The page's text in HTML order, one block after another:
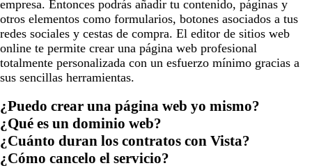
empresa. Entonces podrás añadir tu contenido, páginas y
otros elementos como formularios, botones asociados a tus
redes sociales y cestas de compra. El editor de sitios web
online te permite crear una página web profesional
totalmente personalizada con un esfuerzo mínimo gracias a
sus sencillas herramientas.
¿Puedo crear una página web yo mismo?
¿Qué es un dominio web?
¿Cuánto duran los contratos con Vista?
¿Cómo cancelo el servicio?